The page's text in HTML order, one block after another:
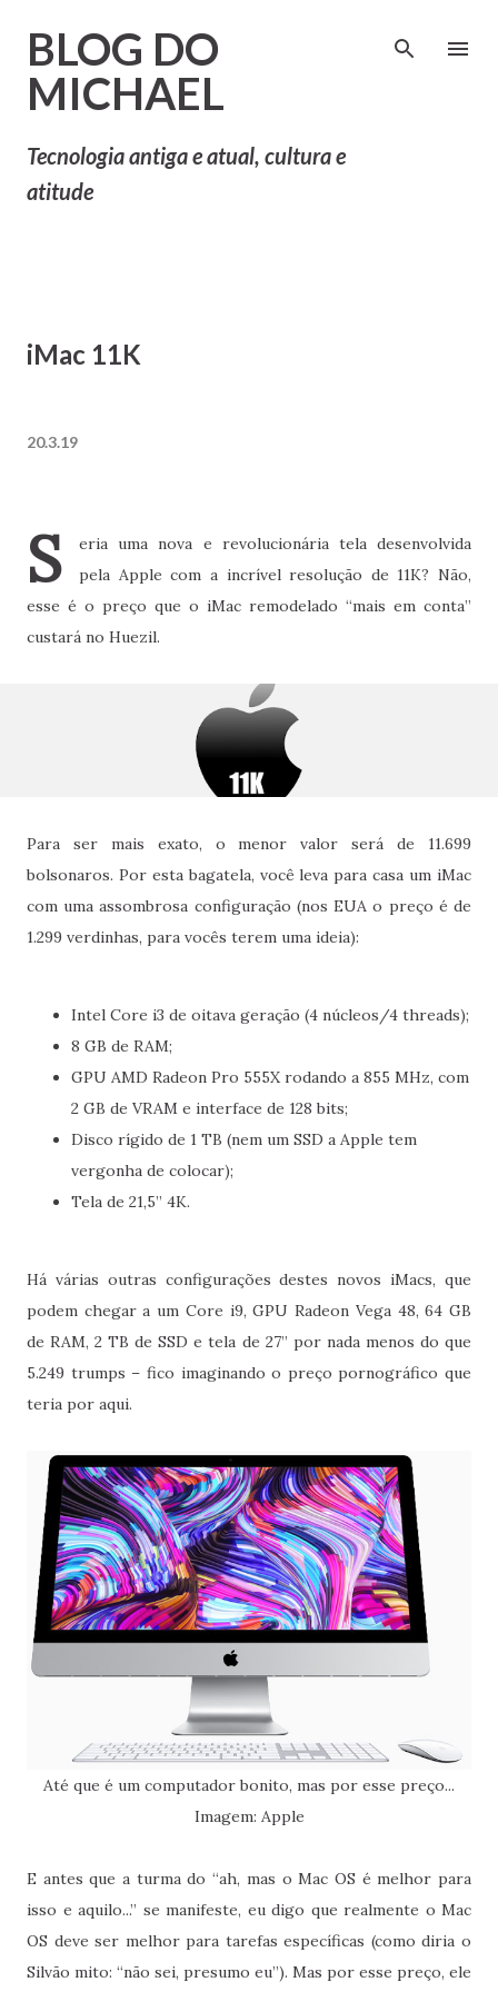
BLOG DO
MICHAEL
Tecnologia antiga e atual, cultura e
atitude
iMac 11K
20.3.19
S
eria uma nova e revolucionária tela desenvolvida
pela Apple com a incrível resolução de 11K? Não,
esse é o preço que o iMac remodelado “mais em conta”
custará no Huezil.
Para ser mais exato, o menor valor será de 11.699
bolsonaros. Por esta bagatela, você leva para casa um iMac
com uma assombrosa configuração (nos EUA o preço é de
1.299 verdinhas, para vocês terem uma ideia):
Intel Core i3 de oitava geração (4 núcleos/4 threads);
8 GB de RAM;
GPU AMD Radeon Pro 555X rodando a 855 MHz, com
2 GB de VRAM e interface de 128 bits;
Disco rígido de 1 TB (nem um SSD a Apple tem
vergonha de colocar);
Tela de 21,5” 4K.
Há várias outras configurações destes novos iMacs, que
podem chegar a um Core i9, GPU Radeon Vega 48, 64 GB
de RAM, 2 TB de SSD e tela de 27” por nada menos do que
5.249 trumps – fico imaginando o preço pornográfico que
teria por aqui.
Até que é um computador bonito, mas por esse preço...
Imagem: Apple
E antes que a turma do “ah, mas o Mac OS é melhor para
isso e aquilo...” se manifeste, eu digo que realmente o Mac
OS deve ser melhor para tarefas específicas (como diria o
Silvão mito: “não sei, presumo eu”). Mas por esse preço, ele